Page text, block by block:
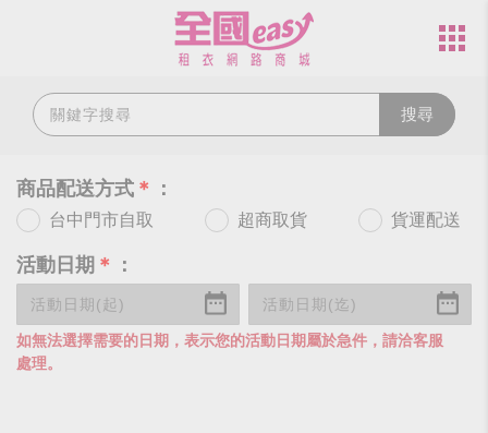
搜尋
商品配送方式 ＊ ：
台中門市自取 超商取貨 貨運配送
活動日期 ＊ ：
如無法選擇需要的日期，表示您的活動日期屬於急件，請洽客服
處理。